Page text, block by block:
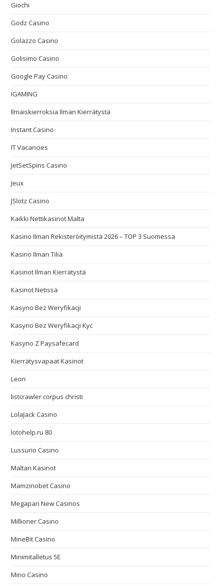
Giochi
Godz Casino
Golazzo Casino
Golisimo Casino
Google Pay Casino
IGAMING
Ilmaiskierroksia Ilman Kierrätystä
Instant Casino
IT Vacancies
JetSetSpins Casino
Jeux
JSlotz Casino
Kaikki Nettikasinot Malta
Kasino Ilman Rekisteröitymistä 2026 – TOP 3 Suomessa
Kasino Ilman Tiliä
Kasinot Ilman Kierrätystä
Kasinot Netissä
Kasyno Bez Weryfikacji
Kasyno Bez Weryfikacji Kyc
Kasyno Z Paysafecard
Kierrätysvapaat Kasinot
Leon
listcrawler corpus christi
LolaJack Casino
lotohelp.ru 80
Lussurio Casino
Maltan Kasinot
Mamzinobet Casino
Megapari New Casinos
Millioner Casino
MineBit Casino
Minimitalletus 5E
Mino Casino